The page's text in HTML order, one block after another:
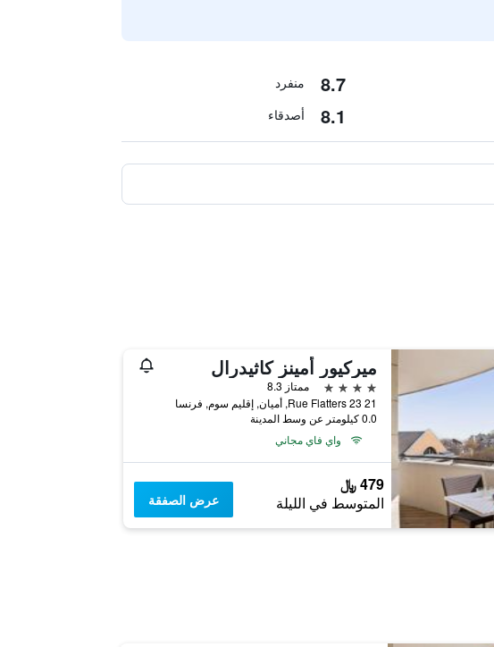
8.7 منفرد
8.1 أصدقاء
ميركيور أمينز كاثيدرال
4 نجوم
ممتاز 8.3
21 23 Rue Flatters, أميان, إقليم سوم, فرنسا
0.0 كيلومتر عن وسط المدينة
واي فاي مجاني
479 ﷼
المتوسط في الليلة عرض الصفقة